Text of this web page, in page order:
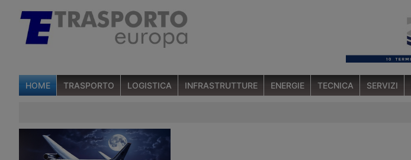
HOME TRASPORTO LOGISTICA INFRASTRUTTURE ENERGIE TECNICA SERVIZI